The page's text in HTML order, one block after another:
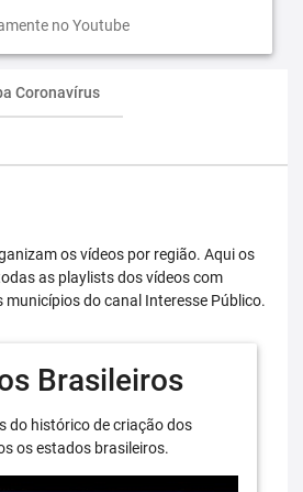
no Youtube
Coronavírus
os vídeos por região. Aqui os
as playlists dos vídeos com
municípios do canal Interesse Público.
Brasileiros
do histórico de criação dos
os estados brasileiros.